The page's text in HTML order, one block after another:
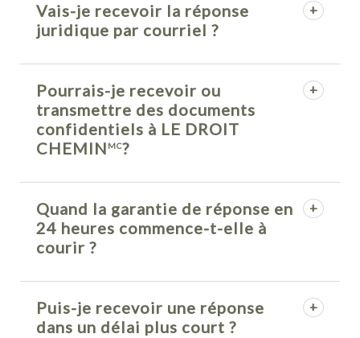
Vais-je recevoir la réponse
juridique par courriel ?
Pourrais-je recevoir ou
transmettre des documents
confidentiels à LE DROIT
CHEMIN MC?
Quand la garantie de réponse en
24 heures commence-t-elle à
courir ?
Puis-je recevoir une réponse
dans un délai plus court ?